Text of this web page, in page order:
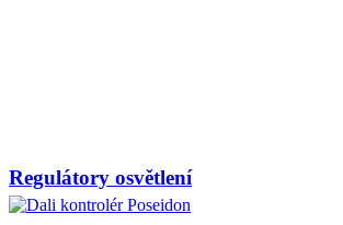
Regulátory osvětlení